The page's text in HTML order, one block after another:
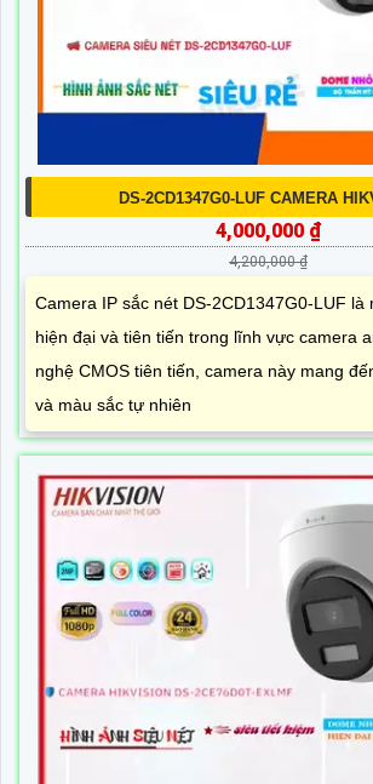
DS-2CD1347G0-LUF CAMERA
4,000,000 ₫
4,200,000 ₫
Camera IP sắc nét DS-2CD1347G0-LUF là
hiện đại và tiên tiến trong lĩnh vực camera
nghệ CMOS tiên tiến, camera này mang
và màu sắc tự nhiên